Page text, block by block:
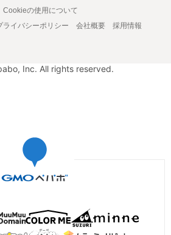
Cookieの使用について
ライバシーポリシー 会社概要
採用情報
Inc. All rights reserved.